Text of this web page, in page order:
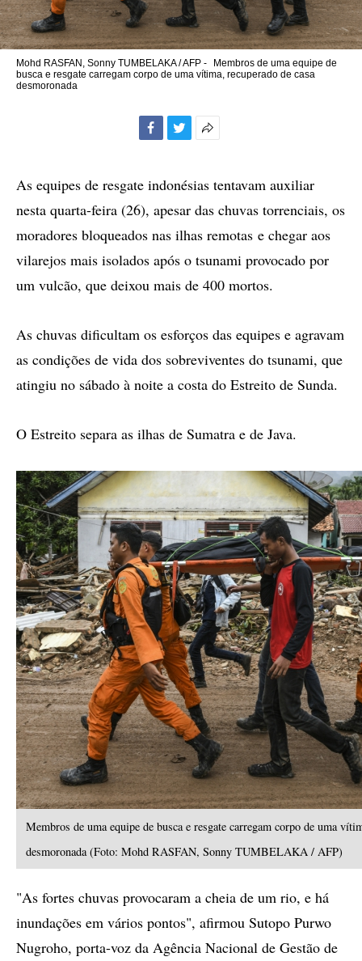
Mohd RASFAN, Sonny TUMBELAKA / AFP -
Membros de uma equipe de
busca e resgate carregam corpo de uma vítima, recuperado de casa
desmoronada
compartilhamento
As equipes de resgate indonésias tentavam auxiliar
nesta quarta-feira (26), apesar das chuvas torrenciais, os
moradores bloqueados nas ilhas remotas e chegar aos
vilarejos mais isolados após o tsunami provocado por
um vulcão, que deixou mais de 400 mortos.
As chuvas dificultam os esforços das equipes e agravam
as condições de vida dos sobreviventes do tsunami, que
atingiu no sábado à noite a costa do Estreito de Sunda.
O Estreito separa as ilhas de Sumatra e de Java.
Membros de uma equipe de busca e resgate carregam corpo de uma
desmoronada (Foto: Mohd RASFAN, Sonny TUMBELAKA / AFP)
"As fortes chuvas provocaram a cheia de um rio, e há
inundações em vários pontos", afirmou Sutopo Purwo
Nugroho, porta-voz da Agência Nacional de Gestão de